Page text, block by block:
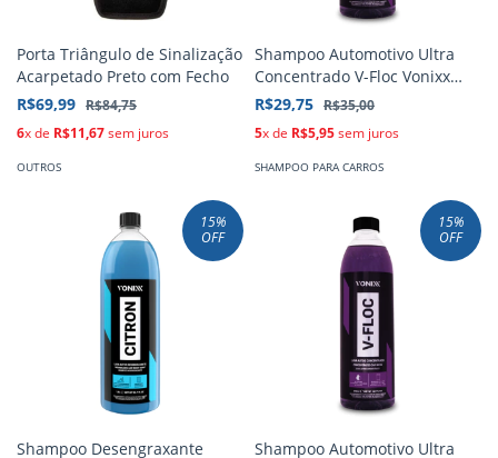
Porta Triângulo de Sinalização
Acarpetado Preto com Fecho
R$69,99 R$84,75
6x de R$11,67sem juros
OUTROS
Shampoo Automotivo Ultra
Concentrado V-Floc Vonixx
500ml
R$29,75 R$35,00
5x de R$5,95sem juros
SHAMPOO PARA CARROS
15%
OFF
Shampoo Desengraxante
15%
OFF
Shampoo Automotivo Ultra